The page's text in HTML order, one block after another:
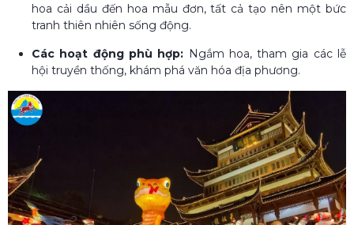
hoa cải dầu đến hoa mẫu đơn, tất cả tạo nên một bức
tranh thiên nhiên sống động.
Các hoạt động phù hợp: Ngắm hoa, tham gia các lễ
hội truyền thống, khám phá văn hóa địa phương.